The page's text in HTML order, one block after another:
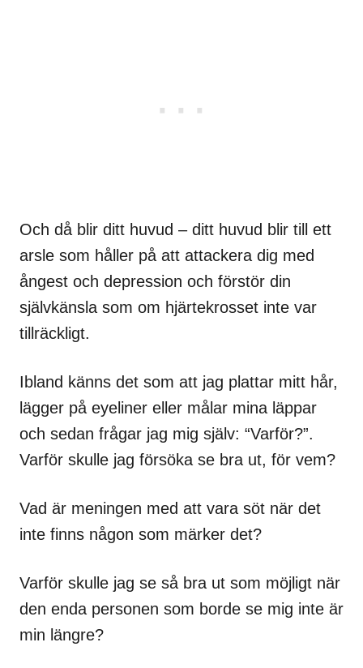
Och då blir ditt huvud – ditt huvud blir till ett
arsle som håller på att attackera dig med
ångest och depression och förstör din
självkänsla som om hjärtekrosset inte var
tillräckligt.
Ibland känns det som att jag plattar mitt hår,
lägger på eyeliner eller målar mina läppar
och sedan frågar jag mig själv: “Varför?”.
Varför skulle jag försöka se bra ut, för vem?
Vad är meningen med att vara söt när det
inte finns någon som märker det?
Varför skulle jag se så bra ut som möjligt när
den enda personen som borde se mig inte är
min längre?